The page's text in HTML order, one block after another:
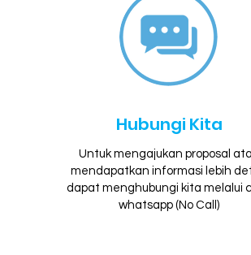
Hubungi Kita
Untuk mengajukan proposal
mendapatkan informasi lebih
dapat menghubungi kita melalui
whatsapp (No Call)